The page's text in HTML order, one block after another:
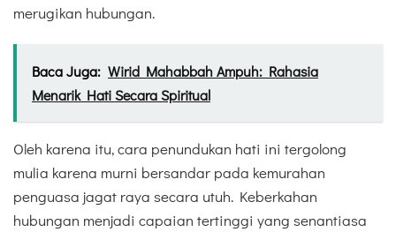
merugikan hubungan.
Baca Juga: Wirid Mahabbah Ampuh: Rahasia
Menarik Hati Secara Spiritual
Oleh karena itu, cara penundukan hati ini tergolong
mulia karena murni bersandar pada kemurahan
penguasa jagat raya secara utuh. Keberkahan
hubungan menjadi capaian tertinggi yang senantiasa